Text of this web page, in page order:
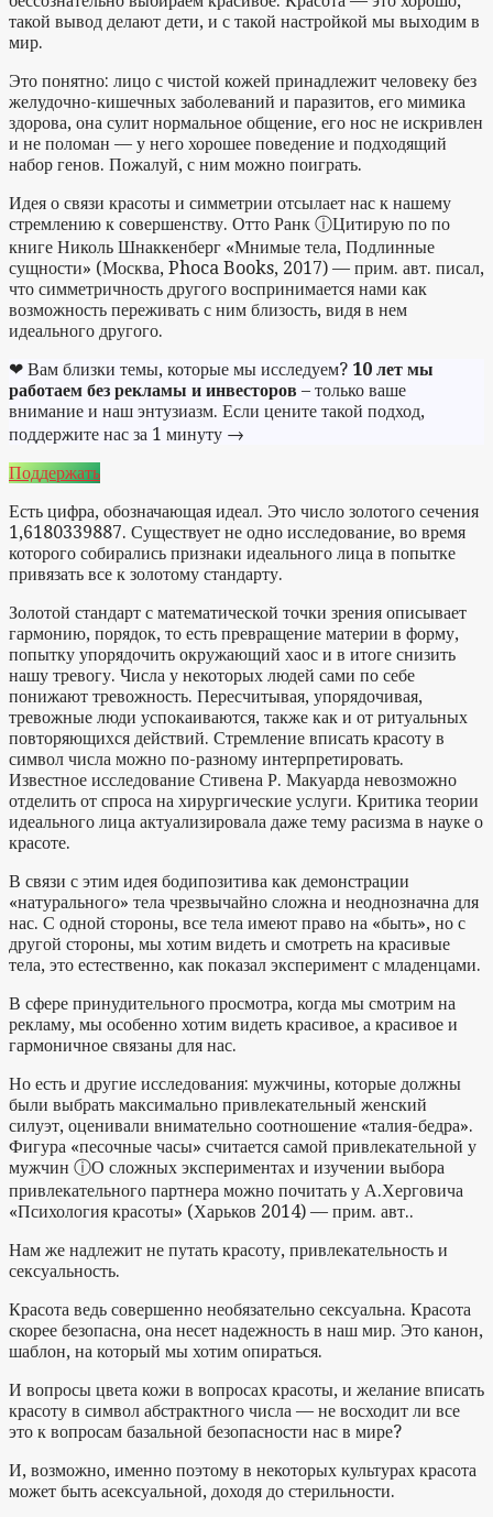
такой вывод делают дети, и с такой настройкой мы выходим в
мир.
Это понятно: лицо с чистой кожей принадлежит человеку без
желудочно-кишечных заболеваний и паразитов, его мимика
здорова, она сулит нормальное общение, его нос не искривлен
и не поломан — у него хорошее поведение и подходящий
набор генов. Пожалуй, с ним можно поиграть.
Идея о связи красоты и симметрии отсылает нас к нашему
стремлению к совершенству. Отто Ранк ⓘЦитирую по по
книге Николь Шнаккенберг «Мнимые тела, Подлинные
сущности» (Москва, Phoca Books, 2017) — прим. авт. писал,
что симметричность другого воспринимается нами как
возможность переживать с ним близость, видя в нем
идеального другого.
❤ Вам близки темы, которые мы исследуем? 10 лет мы
работаем без рекламы и инвесторов – только ваше
внимание и наш энтузиазм. Если цените такой подход,
поддержите нас за 1 минуту →
Поддержать
Есть цифра, обозначающая идеал. Это число золотого сечения
1,6180339887. Существует не одно исследование, во время
которого собирались признаки идеального лица в попытке
привязать все к золотому стандарту.
Золотой стандарт с математической точки зрения описывает
гармонию, порядок, то есть превращение материи в форму,
попытку упорядочить окружающий хаос и в итоге снизить
нашу тревогу. Числа у некоторых людей сами по себе
понижают тревожность. Пересчитывая, упорядочивая,
тревожные люди успокаиваются, также как и от ритуальных
повторяющихся действий. Стремление вписать красоту в
символ числа можно по-разному интерпретировать.
Известное исследование Стивена Р. Макуарда невозможно
отделить от спроса на хирургические услуги. Критика теории
идеального лица актуализировала даже тему расизма в науке о
красоте.
В связи с этим идея бодипозитива как демонстрации
«натурального» тела чрезвычайно сложна и неоднозначна для
нас. С одной стороны, все тела имеют право на «быть», но с
другой стороны, мы хотим видеть и смотреть на красивые
тела, это естественно, как показал эксперимент с младенцами.
В сфере принудительного просмотра, когда мы смотрим на
рекламу, мы особенно хотим видеть красивое, а красивое и
гармоничное связаны для нас.
Но есть и другие исследования: мужчины, которые должны
были выбрать максимально привлекательный женский
силуэт, оценивали внимательно соотношение «талия-бедра».
Фигура «песочные часы» считается самой привлекательной у
мужчин ⓘО сложных экспериментах и изучении выбора
привлекательного партнера можно почитать у А.Херговича
«Психология красоты» (Харьков 2014) — прим. авт..
Нам же надлежит не путать красоту, привлекательность и
сексуальность.
Красота ведь совершенно необязательно сексуальна. Красота
скорее безопасна, она несет надежность в наш мир. Это канон,
шаблон, на который мы хотим опираться.
И вопросы цвета кожи в вопросах красоты, и желание вписать
красоту в символ абстрактного числа — не восходит ли все
это к вопросам базальной безопасности нас в мире?
И, возможно, именно поэтому в некоторых культурах красота
может быть асексуальной, доходя до стерильности.